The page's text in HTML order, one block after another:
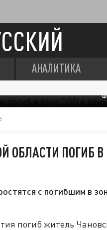
АНАЛИТИКА
ОБЛАСТИ ПОГИБ В
с погибшим в
погиб житель